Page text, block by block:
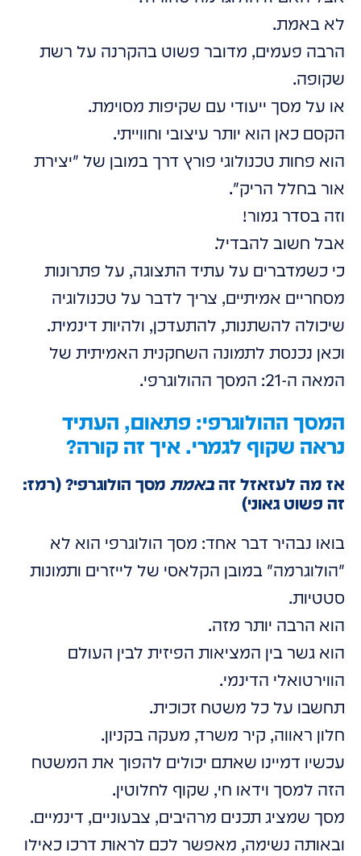
לא באמת.
הרבה פעמים, מדובר פשוט בהקרנה על רשת
שקופה.
או על מסך ייעודי עם שקיפות מסוימת.
הקסם כאן הוא יותר עיצובי וחווייתי.
הוא פחות טכנולוגי פורץ דרך במובן של "יצירת
אור בחלל הריק".
וזה בסדר גמור!
אבל חשוב להבדיל.
כי כשמדברים על עתיד התצוגה, על פתרונות
מסחריים אמיתיים, צריך לדבר על טכנולוגיה
שיכולה להשתנות, להתעדכן, ולהיות דינמית.
וכאן נכנסת לתמונה השחקנית האמיתית של
המאה ה-21: המסך ההולוגרפי.
המסך ההולוגרפי: פתאום, העתיד
נראה שקוף לגמרי. איך זה קורה?
אז מה לעזאזל זהבאמת מסך הולוגרפי? (רמז:
זה פשוט גאוני)
בואו נבהיר דבר אחד: מסך הולוגרפי הוא לא
"הולוגרמה" במובן הקלאסי של לייזרים ותמונות
סטטיות.
הוא הרבה יותר מזה.
הוא גשר בין המציאות הפיזית לבין העולם
הווירטואלי הדינמי.
תחשבו על כל משטח זכוכית.
חלון ראווה, קיר משרד, מעקה בקניון.
עכשיו דמיינו שאתם יכולים להפוך את המשטח
הזה למסך וידאו חי, שקוף לחלוטין.
מסך שמציג תכנים מרהיבים, צבעוניים, דינמיים.
ובאותה נשימה, מאפשר לכם לראות דרכו כאילו